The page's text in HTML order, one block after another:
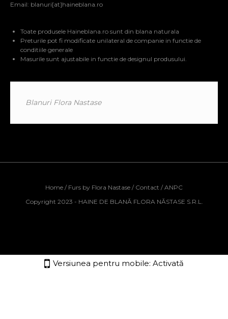
Email: blanuri[at]haineblana.ro
Toate produsele Haineblana.ro sunt din blana naturala
Preturile pot fi modificate unilateral de companie in functie de
conditiile generale
Masurile sunt ajustabile in functie de designul produsului.
Blanuri Flora Nastase
Home / Furs by Flora Nastase / Contact / ANPC
Copyright 2023 - HAINE DE BLANĂ FLORA NĂSTASE S.R.L.
Versiunea pentru mobile: Activată